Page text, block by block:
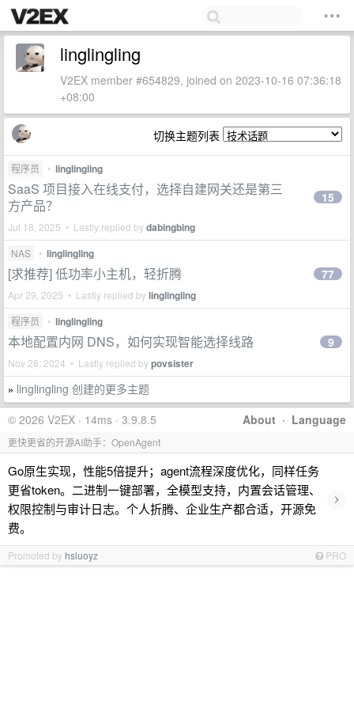
linglingling
V2EX member #654829, joined on 2023-10-16 07:36:18
+08:00
切换主题列表
程序员 • linglingling
SaaS 项目接入在线支付，选择自建网关还是第三
方产品？
Jul 18, 2025 • Lastly replied bydabingbing
15
NAS • linglingling
[求推荐] 低功率小主机，轻折腾
Apr 29, 2025 • Lastly replied bylinglingling
77
程序员 • linglingling
本地配置内网 DNS，如何实现智能选择线路
Nov 28, 2024 • Lastly replied bypovsister
9
» linglingling 创建的更多主题
About · Language
© 2026 V2EX · 14ms · 3.9.8.5
更快更省的开源AI助手：OpenAgent
Go原生实现，性能5倍提升；agent流程深度优化，同样任务
更省token。二进制一键部署，全模型支持，内置会话管理、
权限控制与审计日志。个人折腾、企业生产都合适，开源免
费。
›
Promoted by hsluoyz PRO